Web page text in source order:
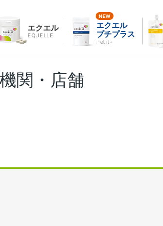
エクエル
EQUELLE
エクエル
プチプラス
Petit+
関・店舗